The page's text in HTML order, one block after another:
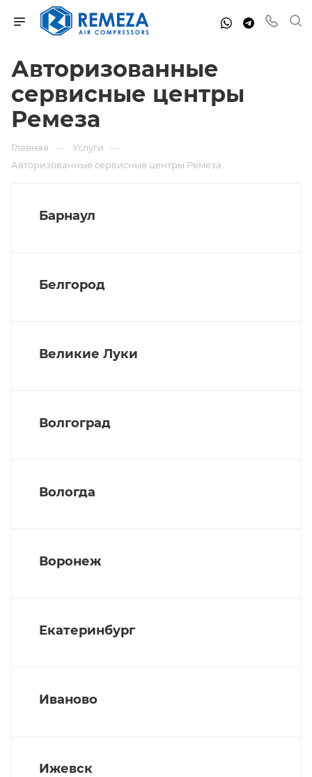
Авторизованные
сервисные центры
Ремеза
Главная — Услуги —
Авторизованные сервисные центры Ремеза
Барнаул
Белгород
Великие Луки
Волгоград
Вологда
Воронеж
Екатеринбург
Иваново
Ижевск